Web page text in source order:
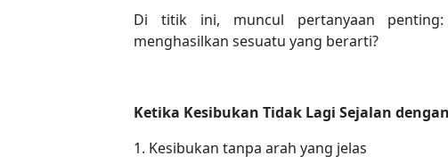
Di titik ini, muncul pertanyaan penting:
menghasilkan sesuatu yang berarti?
Ketika Kesibukan Tidak Lagi Sejalan
1. Kesibukan tanpa arah yang jelas